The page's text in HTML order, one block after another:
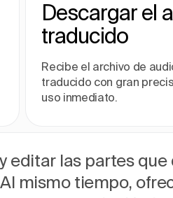
Descargar el
traducido
Recibe el archivo de
traducido con gran
uso inmediato.
las partes que
mismo tiempo,